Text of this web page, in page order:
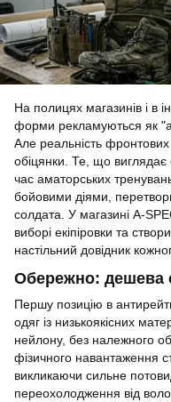
На полицях магазинів і в
форми рекламуються як
Але реальність фронтових
обіцянки. Те, що виглядає
час аматорських
бойовими діями,
солдата. У магазині A-
виборі екіпіровки та
настільний довідник
Обережно: дешева
Першу позицію в
одяг із низькоякісних
нейлону, без належного
фізичного навантаження
викликаючи сильне
переохолодження від